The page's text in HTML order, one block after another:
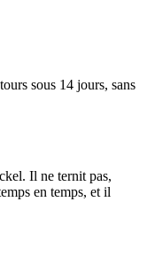
sous 14 jours, sans
Il ne ternit pas,
en temps, et il